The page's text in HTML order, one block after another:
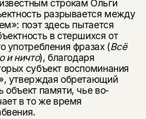
строкам Ольги
разрывается между
поэт здесь пытается
в стершихся от
употребления фразах (Всё
и ничто), благодаря
субъект воспоминания
утверждая обретающий
объект памяти, чье во­
в то же время